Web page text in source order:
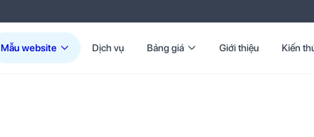
Mẫu website Dịch vụ Bảng giá Giới thiệu Kiến